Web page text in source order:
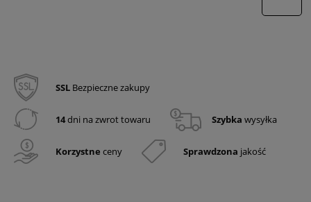
SSL Bezpieczne zakupy
14dni na zwrot towaru Szybka wysyłka
Korzystne ceny Sprawdzona jakość